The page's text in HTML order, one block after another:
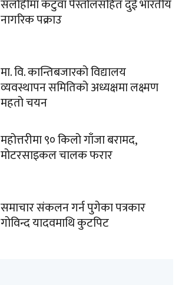
सर्लाहीमा कटुवा पेस्तोलसहित दुई भारतीय
नागरिक पक्राउ
मा. वि. कान्तिबजारको विद्यालय
व्यवस्थापन समितिको अध्यक्षमा लक्ष्मण
महतो चयन
महोत्तरीमा ९० किलो गाँजा बरामद,
मोटरसाइकल चालक फरार
समाचार संकलन गर्न पुगेका पत्रकार
गोविन्द यादवमाथि कुटपिट